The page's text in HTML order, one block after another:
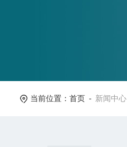
当前位置：首页 - 新闻中心